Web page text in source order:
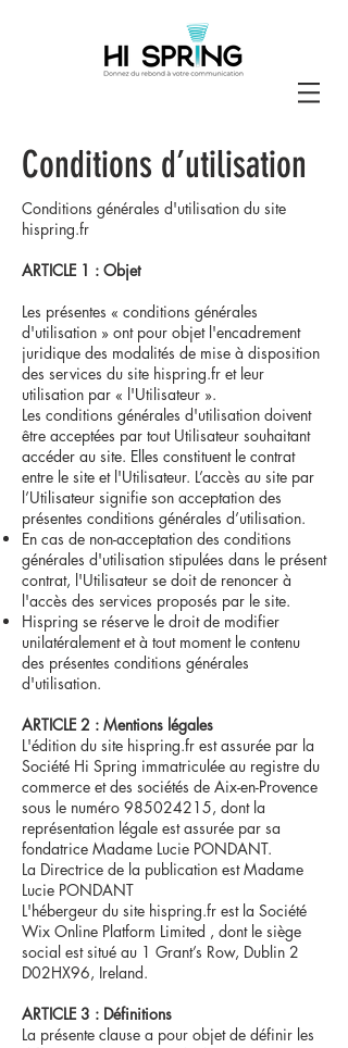
Conditions d’utilisation
Conditions générales d'utilisation du site
hispring.fr
ARTICLE 1 : Objet
Les présentes « conditions générales
d'utilisation » ont pour objet l'encadrement
juridique des modalités de mise à disposition
des services du site hispring.fr et leur
utilisation par « l'Utilisateur ».
Les conditions générales d'utilisation doivent
être acceptées par tout Utilisateur souhaitant
accéder au site. Elles constituent le contrat
entre le site et l'Utilisateur. L’accès au site par
l’Utilisateur signifie son acceptation des
présentes conditions générales d’utilisation.
En cas de non-acceptation des conditions
générales d'utilisation stipulées dans le présent
contrat, l'Utilisateur se doit de renoncer à
l'accès des services proposés par le site.
Hispring se réserve le droit de modifier
unilatéralement et à tout moment le contenu
des présentes conditions générales
d'utilisation.
ARTICLE 2 : Mentions légales
L'édition du site hispring.fr est assurée par la
Société Hi Spring immatriculée au registre du
commerce et des sociétés de Aix-en-Provence
sous le numéro 985024215, dont la
représentation légale est assurée par sa
fondatrice Madame Lucie PONDANT.
La Directrice de la publication est Madame
Lucie PONDANT
L'hébergeur du site hispring.fr est la Société
Wix Online Platform Limited , dont le siège
social est situé au 1 Grant’s Row, Dublin 2
D02HX96, Ireland.
ARTICLE 3 : Définitions
La présente clause a pour objet de définir les